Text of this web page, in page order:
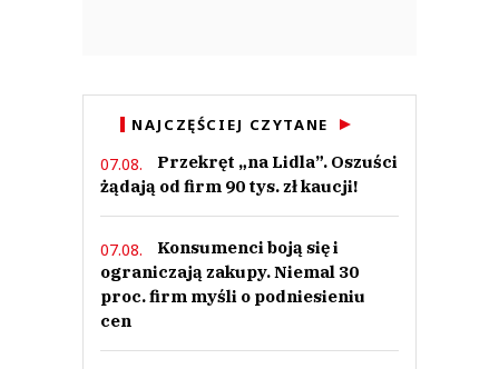
NAJCZĘŚCIEJ CZYTANE
07.08.
Przekręt „na Lidla”. Oszuści
żądają od firm 90 tys. zł kaucji!
07.08.
Konsumenci boją się i
ograniczają zakupy. Niemal 30
proc. firm myśli o podniesieniu
cen